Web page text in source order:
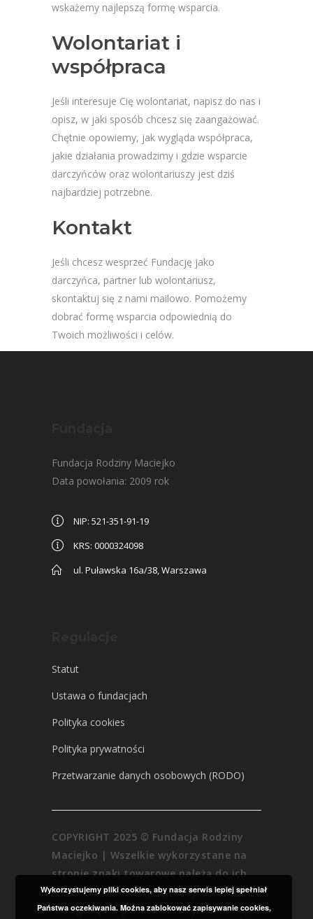
wskażemy najlepszą formę wsparcia.
Wolontariat i
współpraca
Jeśli interesuje Cię wolontariat, napisz do nas i
opisz, w jaki sposób chcesz się zaangażować.
Chętnie opowiemy, jak wygląda współpraca,
jakie działania prowadzimy i gdzie wsparcie
darczyńców oraz wolontariuszy jest dziś
najbardziej potrzebne.
Kontakt
Jeśli chcesz wesprzeć Fundację jako
darczyńca, partner lub wolontariusz,
skontaktuj się z nami mailowo. Pomożemy
dobrać formę wsparcia odpowiednią do
Twoich możliwości i celów.
Fundacja Rodziny Maciejko
Data powołania: 2009 rok
NIP: 521-351-91-19
KRS: 0000324098
ul. Puławska 16a/38, Warszawa
Statut
Ustawa o fundacjach
Polityka cookies
Polityka prywatności
Przetwarzanie danych osobowych (RODO)
COPYRIGHT 2025 © Fundacja Rodziny
Maciejko | Wszelkie wykorzystane na
stronie znaki towarowe należą do ich
właścicieli i zostały wykorzystane za
ich zgodą na podstawie odpowiedniej
Wykorzystujemy pliki cookies, aby nasz serwis lepiej spełniał
Państwa oczekiwania. Można zablokować zapisywanie cookies,